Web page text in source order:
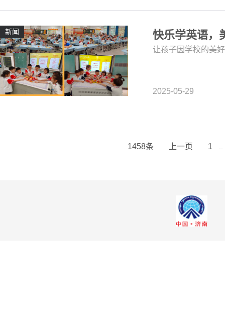
新闻 快乐学英语，
让孩子因学校的美
2025-05-29
1458条 上一页 1